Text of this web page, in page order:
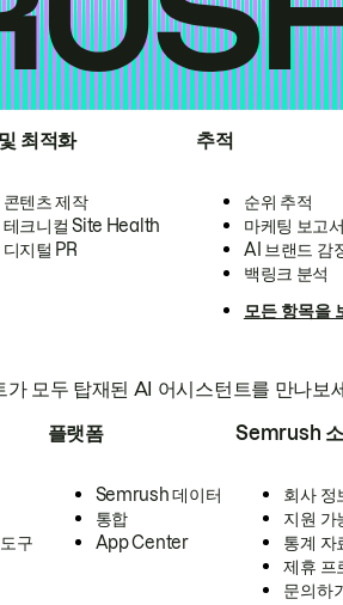
최적화
콘텐츠 제작
테크니컬 Site Health
디지털 PR
추적
순위 추적
마케팅 보고
AI 브랜드 감
백링크 분석
모든 항목을
모두 탑재된 AI 어시스턴트를 만나보
구
플랫폼
Semrush 데이터
통합
App Center
Semrush
회사 정
지원 가
통계 자
제휴 프
문의하